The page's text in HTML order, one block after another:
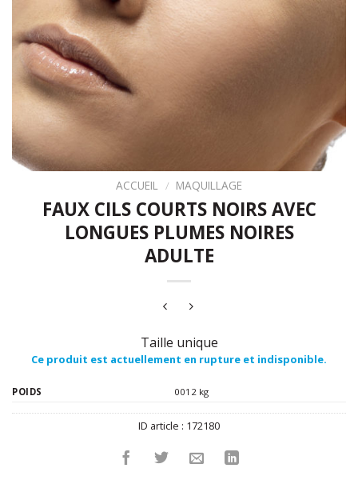
ACCUEIL / MAQUILLAGE
FAUX CILS COURTS NOIRS AVEC
LONGUES PLUMES NOIRES
ADULTE
Taille unique
Ce produit est actuellement en rupture et indisponible.
POIDS 0012 kg
ID article : 172180